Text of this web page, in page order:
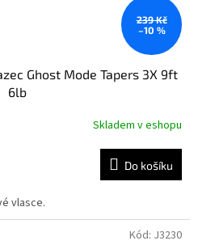
239 Kč
–10 %
Ghost Mode Tapers 3X 9ft
6lb
Skladem v eshopu
Do košíku
vlasce.
Kód: J3230